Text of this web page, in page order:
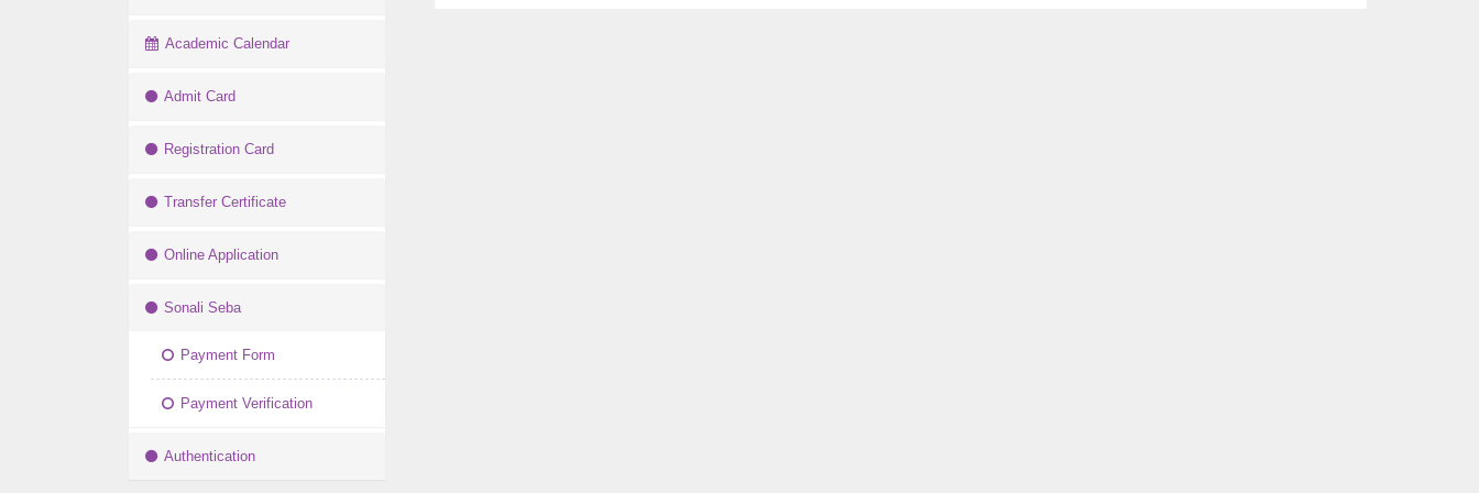
Academic Calendar
Admit Card
Registration Card
Transfer Certificate
Online Application
Sonali Seba
Payment Form
Payment Verification
Authentication